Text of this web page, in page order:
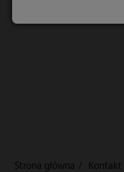
Strona główna Kontakt